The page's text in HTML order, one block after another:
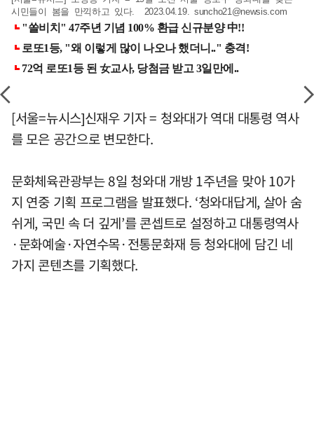
시민들이 봄을 만끽하고 있다. 2023.04.19. suncho21@newsis.com
[서울=뉴시스]신재우 기자 = 청와대가 역대 대통령 역사
를 모은 공간으로 변모한다.
문화체육관광부는 8일 청와대 개방 1주년을 맞아 10가
지 연중 기획 프로그램을 발표했다. ‘청와대답게, 살아 숨
쉬게, 국민 속 더 깊게’를 콘셉트로 설정하고 대통령역사
·문화예술·자연수목·전통문화재 등 청와대에 담긴 네
가지 콘텐츠를 기획했다.